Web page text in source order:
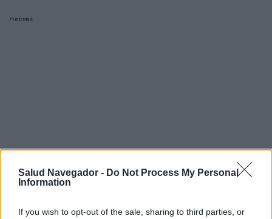
Salud Navegador - Do Not Process My Personal
Information
If you wish to opt-out of the sale, sharing to third parties, or
Publicidad: